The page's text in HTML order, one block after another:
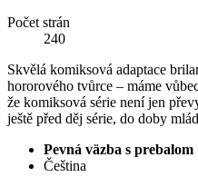
Počet strán
240
Skvělá komiksová adaptace
hororového tvůrce – máme
že komiksová série není jen
ještě před děj série, do doby
Pevná väzba s prebalom
Čeština